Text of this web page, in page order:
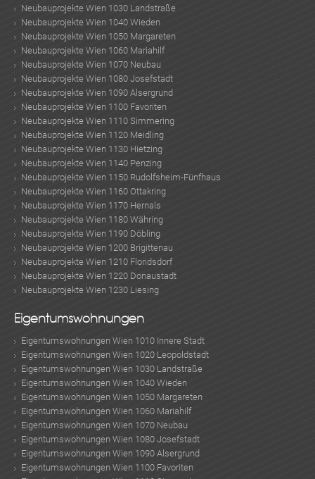
Neubauprojekte Wien 1030 Landstraße
Neubauprojekte Wien 1040 Wieden
Neubauprojekte Wien 1050 Margareten
Neubauprojekte Wien 1060 Mariahilf
Neubauprojekte Wien 1070 Neubau
Neubauprojekte Wien 1080 Josefstadt
Neubauprojekte Wien 1090 Alsergrund
Neubauprojekte Wien 1100 Favoriten
Neubauprojekte Wien 1110 Simmering
Neubauprojekte Wien 1120 Meidling
Neubauprojekte Wien 1130 Hietzing
Neubauprojekte Wien 1140 Penzing
Neubauprojekte Wien 1150 Rudolfsheim-Fünfhaus
Neubauprojekte Wien 1160 Ottakring
Neubauprojekte Wien 1170 Hernals
Neubauprojekte Wien 1180 Währing
Neubauprojekte Wien 1190 Döbling
Neubauprojekte Wien 1200 Brigittenau
Neubauprojekte Wien 1210 Floridsdorf
Neubauprojekte Wien 1220 Donaustadt
Neubauprojekte Wien 1230 Liesing
Eigentumswohnungen
Eigentumswohnungen Wien 1010 Innere Stadt
Eigentumswohnungen Wien 1020 Leopoldstadt
Eigentumswohnungen Wien 1030 Landstraße
Eigentumswohnungen Wien 1040 Wieden
Eigentumswohnungen Wien 1050 Margareten
Eigentumswohnungen Wien 1060 Mariahilf
Eigentumswohnungen Wien 1070 Neubau
Eigentumswohnungen Wien 1080 Josefstadt
Eigentumswohnungen Wien 1090 Alsergrund
Eigentumswohnungen Wien 1100 Favoriten